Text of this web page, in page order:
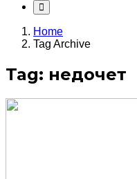
Home
Tag Archive
Tag: недочет